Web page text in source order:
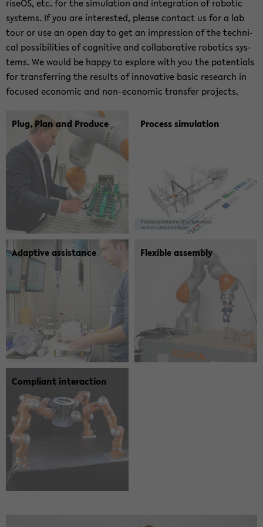
ri­se­OS, etc. for the si­mu­la­ti­on and in­te­gra­ti­on of ro­bo­tic
sys­tems. If you are in­te­rested, plea­se con­tact us for a lab
tour or use an open day to get an im­pres­si­on of the tech­ni­
cal pos­si­bi­li­ties of co­gni­ti­ve and col­la­bo­ra­ti­ve ro­bo­tics sys­
tems. We would be happy to ex­plo­re with you the po­ten­ti­als
for trans­fer­ring the re­sults of in­no­va­ti­ve basic re­se­arch in
fo­cu­sed eco­no­mic and non-​economic trans­fer pro­jects.
Plug, Plan and Pro­du­ce Pro­cess si­mu­la­ti­on
Ad­ap­ti­ve as­si­s­tance Fle­xi­ble as­sem­bly
Compliant inter­action